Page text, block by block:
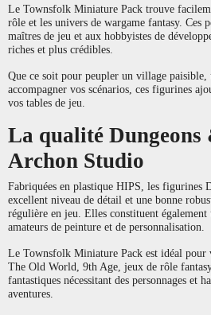
Le Townsfolk Miniature Pack trouve
rôle et les univers de wargame fantasy. Ces
maîtres de jeu et aux hobbyistes de
riches et plus crédibles.
Que ce soit pour peupler un village
accompagner vos scénarios, ces figurines
vos tables de jeu.
La qualité Dungeons
Archon Studio
Fabriquées en plastique HIPS, les figurines
excellent niveau de détail et une bonne
régulière en jeu. Elles constituent également
amateurs de peinture et de personnalisation.
Le Townsfolk Miniature Pack est idéal pour
The Old World, 9th Age, jeux de rôle
fantastiques nécessitant des personnages et
aventures.